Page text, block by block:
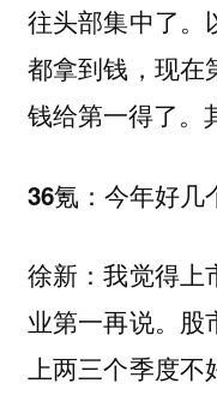
往头部集中了。
都拿到钱，现在
钱给第一得了。
36氪： 今年好几
徐新：我觉得上
业第一再说。股
上两三个季度不